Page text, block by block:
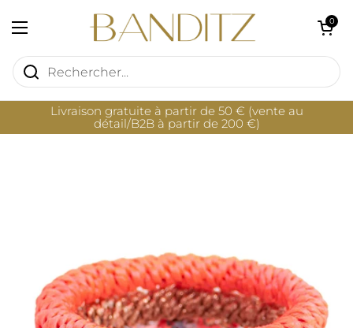
Ouvrir le menu
Ouvrir le
0
Livraison gratuite à partir de 50 € (vente au
détail/B2B à partir de 200 €)